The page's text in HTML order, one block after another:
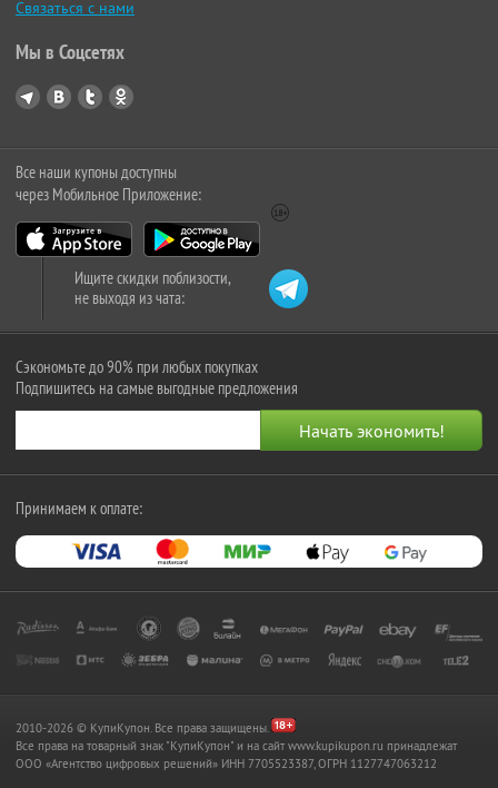
Связаться с нами
Мы в Соцсетях
Все наши купоны доступны
через Мобильное Приложение:
Ищите скидки поблизости,
не выходя из чата:
Сэкономьте до 90% при любых покупках
Подпишитесь на самые выгодные предложения
Принимаем к оплате:
2010-2026 © КупиКупон. Все права защищены.
Все права на товарный знак "КупиКупон" и на сайт www.kupikupon.ru принадлежат
OOO «Агентство цифровых решений» ИНН 7705523387, ОГРН 1127747063212